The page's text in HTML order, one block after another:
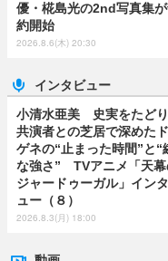
優・椛島光の2nd写真集
約開始
2026.8.6(木) 20:30
インタビュー
小清水亜美 史実をたどり
共演者との芝居で深めた
ゲネの“止まった時間”と“
な強さ” TVアニメ「天幕
ジャードゥーガル」イン
ュー（８）
2026.8.3(月) 18:00